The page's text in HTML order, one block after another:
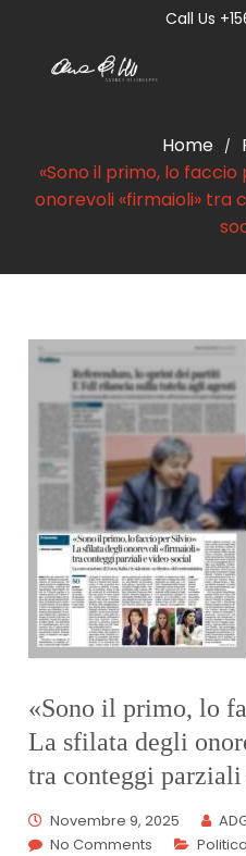
Call Us
Home /
«Sono il primo, lo faccio
onorevoli «firmaioli» tra
«Sono il primo, lo
La sfilata degli
tra conteggi
Novembre 9, 2025
No Comments